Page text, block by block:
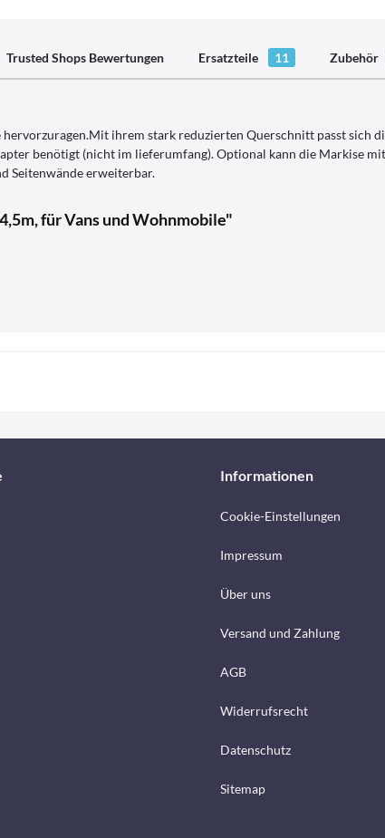
Trusted Shops Bewertungen Ersatzteile 11 Zubehör
ihrem stark reduzierten Querschnitt passt sich
benötigt (nicht im lieferumfang). Optional kann die Markise
Seitenwände erweiterbar.
für Vans und Wohnmobile"
Informationen
Cookie-Einstellungen
Impressum
Über uns
Versand und Zahlung
AGB
Widerrufsrecht
Datenschutz
Sitemap